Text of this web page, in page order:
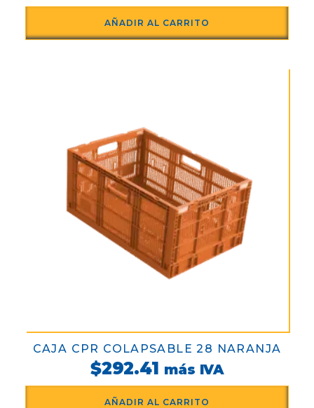
AÑADIR AL CARRITO
CAJA CPR COLAPSABLE 28 NARANJA
$292.41 más IVA
AÑADIR AL CARRITO